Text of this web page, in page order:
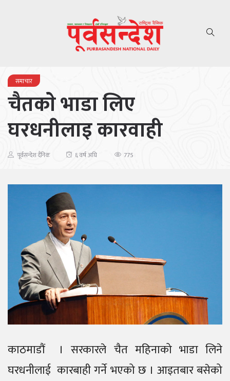
समाचार
चैतकाे भाडा लिए
घरधनीलाइ कारवाही
पूर्वसन्देश दैनिक ६ वर्ष अघि 775
काठमाडौं । सरकारले चैत महिनाको भाडा लिने
घरधनीलाई कारबाही गर्ने भएको छ । आइतबार बसेको